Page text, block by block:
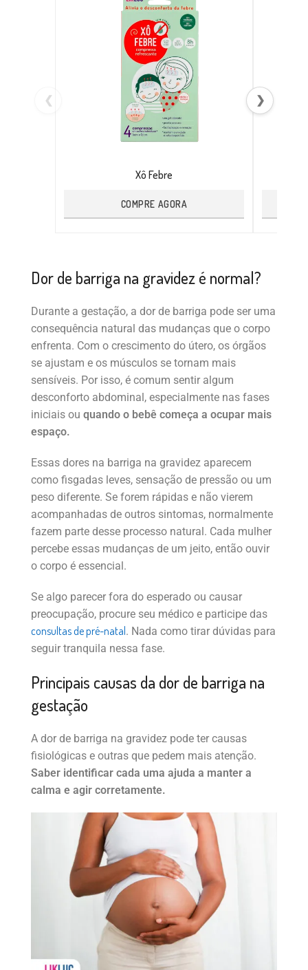
❮
Xô Febre
COMPRE AGORA
❯
Dor de barriga na gravidez é normal?
Durante a gestação, a dor de barriga pode ser uma
consequência natural das mudanças que o corpo
enfrenta. Com o crescimento do útero, os órgãos
se ajustam e os músculos se tornam mais
sensíveis. Por isso, é comum sentir algum
desconforto abdominal, especialmente nas fases
iniciais ou quando o bebê começa a ocupar mais
espaço.
Essas dores na barriga na gravidez aparecem
como fisgadas leves, sensação de pressão ou um
peso diferente. Se forem rápidas e não vierem
acompanhadas de outros sintomas, normalmente
fazem parte desse processo natural. Cada mulher
percebe essas mudanças de um jeito, então ouvir
o corpo é essencial.
Se algo parecer fora do esperado ou causar
preocupação, procure seu médico e participe das
consultas de pré-natal. Nada como tirar dúvidas para
seguir tranquila nessa fase.
Principais causas da dor de barriga na
gestação
A dor de barriga na gravidez pode ter causas
fisiológicas e outras que pedem mais atenção.
Saber identificar cada uma ajuda a manter a
calma e agir corretamente.